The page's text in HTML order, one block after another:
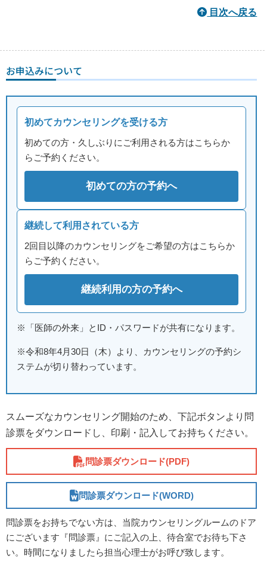
目次へ戻る
お申込みについて
初めてカウンセリングを受ける方
初めての方・久しぶりにご利用される方はこちらか
らご予約ください。
初めての方の予約へ
継続して利用されている方
2回目以降のカウンセリングをご希望の方はこちらか
らご予約ください。
継続利用の方の予約へ
※「医師の外来」とID・パスワードが共有になります。
※令和8年4月30日（木）より、カウンセリングの予約シ
ステムが切り替わっています。
スムーズなカウンセリング開始のため、下記ボタンより問
診票をダウンロードし、印刷・記入してお持ちください。
問診票ダウンロード(PDF)
問診票ダウンロード(WORD)
問診票をお持ちでない方は、当院カウンセリングルームのドア
にございます『問診票』にご記入の上、待合室でお待ち下さ
い。時間になりましたら担当心理士がお呼び致します。